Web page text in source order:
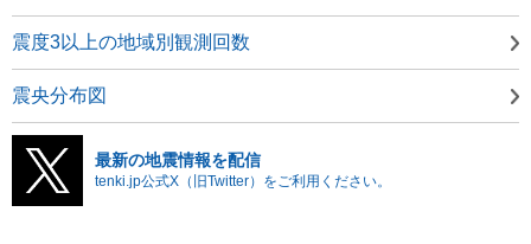
震度3以上の地域別観測回数
震央分布図
最新の地震情報を配信
tenki.jp公式X（旧Twitter）をご利用ください。